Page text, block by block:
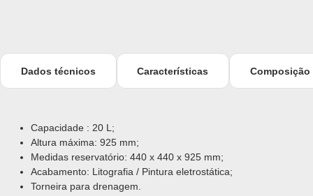
Dados técnicos Características Composição
Capacidade : 20 L;
Altura máxima: 925 mm;
Medidas reservatório: 440 x 440 x 925 mm;
Acabamento: Litografia / Pintura eletrostática;
Torneira para drenagem.